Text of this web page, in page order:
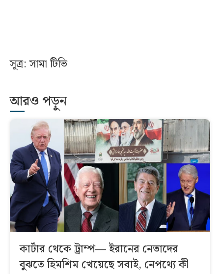
সূত্র: সামা টিভি
আরও পড়ুন
কার্টার থেকে ট্রাম্প— ইরানের নেতাদের
বুঝতে হিমশিম খেয়েছে সবাই, নেপথ্যে কী